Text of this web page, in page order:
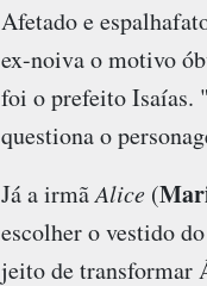
Afetado e
ex-noiva o motivo
foi o prefeito Isaías.
questiona o
Já a irmãAlice(
escolher o vestido
jeito de transformar